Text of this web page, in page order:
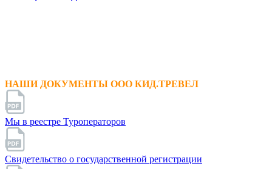
НАШИ ДОКУМЕНТЫ ООО КИД.ТРЕВЕЛ
Мы в реестре Туроператоров
Свидетельство о государственной регистрации